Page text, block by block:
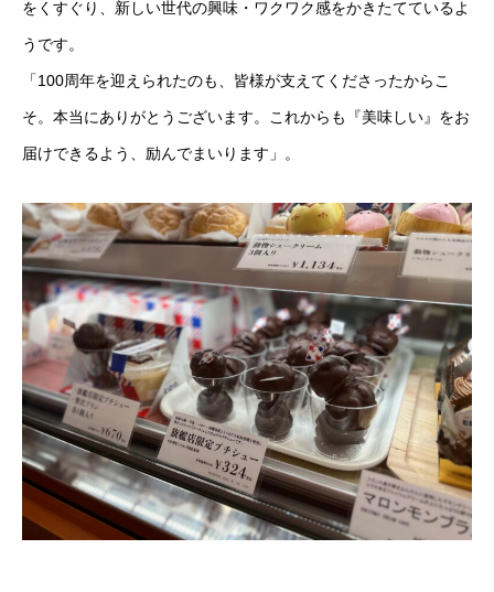
をくすぐり、新しい世代の興味・ワクワク感をかきたてているよ
うです。
「100周年を迎えられたのも、皆様が支えてくださったからこ
そ。本当にありがとうございます。これからも『美味しい』をお
届けできるよう、励んでまいります」。